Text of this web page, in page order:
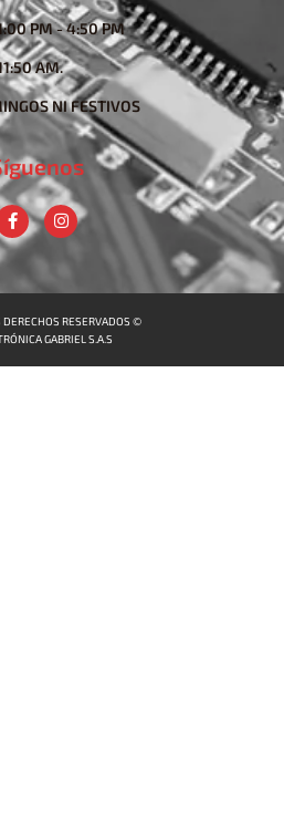
PM - 4:50 PM
AM.
NI FESTIVOS
DERECHOS RESERVADOS ©
GABRIEL S.A.S